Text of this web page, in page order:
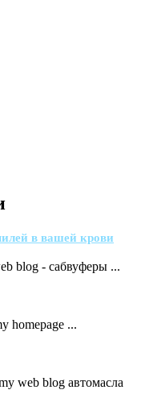
в вашей крови
blog - сабвуферы ...
homepage ...
web blog автомасла